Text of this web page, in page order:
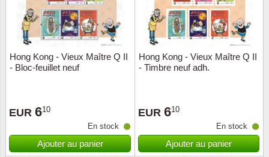
Hong Kong - Vieux Maître Q II
- Bloc-feuillet neuf
EUR 610
En stock
Ajouter au panier
Hong Kong - Vieux Maître Q II
- Timbre neuf adh.
EUR 610
En stock
Ajouter au panier
Irlande
Italie
Japon
Malte